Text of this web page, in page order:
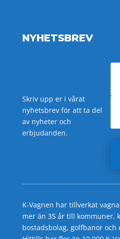
NYHETSBREV
Skriv upp er i vårat
nyhetsbrev för att ta del
av nyheter och
erbjudanden.
K-Vagnen har tillverkat
mer än 35 år till kommuner,
bostadsbolag, golfbanor